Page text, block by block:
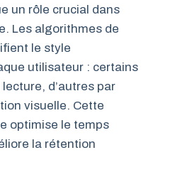
un rôle crucial dans
Les algorithmes de
le style
utilisateur : certains
d’autres par
visuelle. Cette
optimise le temps
la rétention